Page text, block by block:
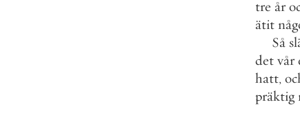
tre år
ätit
Så
det vår
hatt,
präktig